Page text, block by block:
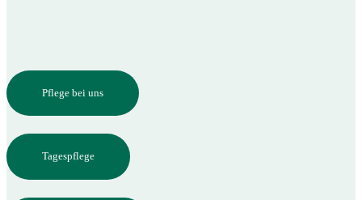
Pflege bei uns
Tagespflege